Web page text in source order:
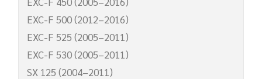
EXC-F 500 (2012–2016)
EXC-F 525 (2005–2011)
EXC-F 530 (2005–2011)
SX 125 (2004–2011)